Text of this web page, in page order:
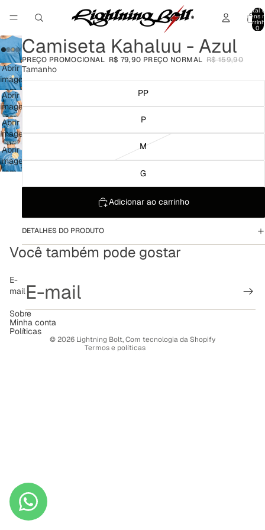
Total
itens
0
Abrir
imagem
em
tela
cheia
Abrir
imagem
em
tela
cheia
Abrir
imagem
em
tela
cheia
Abrir
imagem
em
Camiseta Kahaluu - Azul
PREÇO PROMOCIONAL R$ 79,90 PREÇO NORMAL R$ 159,90
Tamanho
PP
P
M
G
Adicionar ao carrinho
DETALHES DO PRODUTO
Você também pode gostar
E-
mail
Sobre
Minha conta
Políticas
© 2026 Lightning Bolt,Com tecnologia da Shopify
Termos e políticas
Política de privacidade
Termos de serviço
Política de frete